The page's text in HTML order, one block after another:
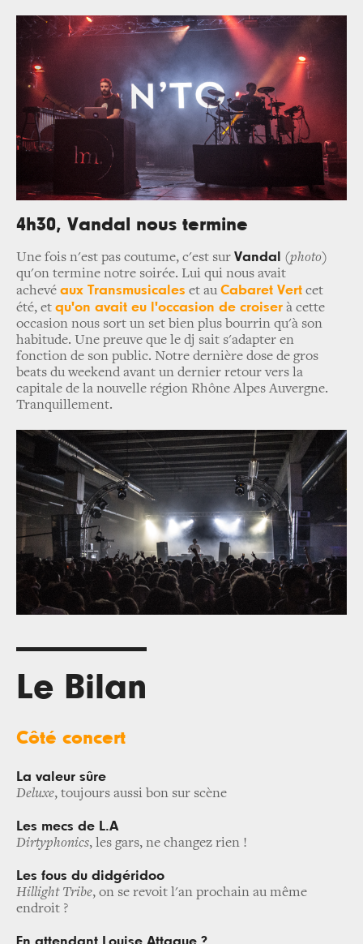
4h30, Vandal nous termine
Une fois n'est pas coutume, c'est sur Vandal
(photo)
qu'on termine notre soirée. Lui qui nous avait
achevé aux Transmusicales et au Cabaret Vert cet
été, et qu'on avait eu l'occasion de croiser à cette
occasion nous sort un set bien plus bourrin qu'à son
habitude. Une preuve que le dj sait s'adapter en
fonction de son public. Notre dernière dose de gros
beats du weekend avant un dernier retour vers la
capitale de la nouvelle région Rhône Alpes Auvergne.
Tranquillement.
Le Bilan
Côté concert
La valeur sûre
Deluxe, toujours aussi bon sur scène
Les mecs de L.A
Dirtyphonics, les gars, ne changez rien !
Les fous du didgéridoo
Hillight Tribe, on se revoit l'an prochain au même
endroit ?